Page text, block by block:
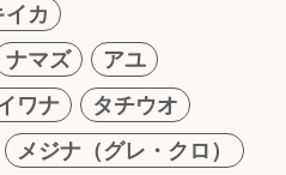
カ
ナマズ
アユ
ワナ
タチウオ
メジナ（グレ・クロ）